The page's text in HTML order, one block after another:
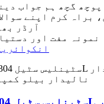
گچھ ہم جواب
براہ کرم اپنے
آرڈر
نمونہ مفت اور
انکوائری